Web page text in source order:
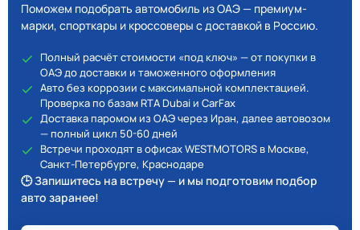
Поможем подобрать автомобиль из ОАЭ — премиум-
марки, спорткары и кроссоверы с доставкой в Россию.
Полный расчёт стоимости «под ключ» — от покупки в
ОАЭ до доставки и таможенного оформления
Авто без коррозии с максимальной комплектацией.
Проверка по базам RTA Dubai и CarFax
Доставка паромом из ОАЭ через Иран, далее автовозом
— полный цикл 50-60 дней
Встречи проходят в офисах WESTMOTORS в Москве,
Санкт-Петербурге, Краснодаре
🕒 Запишитесь на встречу — и мы подготовим подбор
авто заранее!